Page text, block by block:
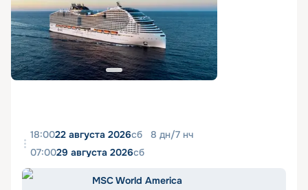
18:0022 августа 2026сб 8 дн/7 нч
07:0029 августа 2026сб
MSC World America